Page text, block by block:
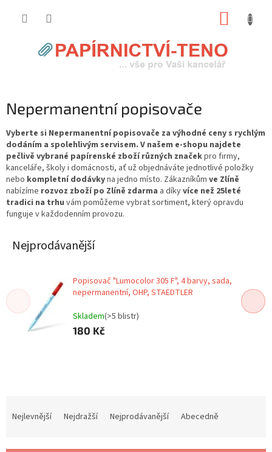
Nepermanentní popisovače
Vyberte si Nepermanentní popisovače za výhodné ceny s rychlým
dodáním a spolehlivým servisem. V našem e-shopu najdete
pečlivě vybrané papírenské zboží různých značekpro firmy,
kanceláře, školy i domácnosti, ať už objednáváte jednotlivé položky
nebo kompletní dodávkyna jedno místo. Zákazníkům ve Zlíně
nabízíme rozvoz zboží po Zlíně zdarma a díkyvíce než 25leté
tradici na trhu vám pomůžeme vybrat sortiment, který opravdu
funguje v každodenním provozu.
Nejprodávanější
Popisovač "Lumocolor 305 F", 4 barvy, sada,
nepermanentní, OHP, STAEDTLER
Skladem(>5 blistr)
180 Kč
Nejlevnější Nejdražší Nejprodávanější Abecedně